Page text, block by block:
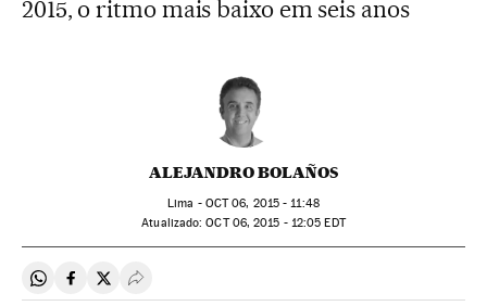
2015, o ritmo mais baixo em seis anos
ALEJANDRO BOLAÑOS
Lima - OCT06, 2015 - 11:48
atualizado: OCT06, 2015 - 12:05 EDT
Compartir en Whatsapp
Compartir en Facebook
Compartir en Twitter
Desplegar Redes Sociales